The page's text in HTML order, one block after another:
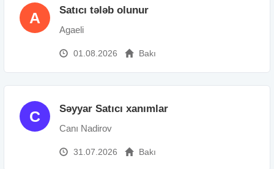
A Satıcı tələb olunur
Agaeli
01.08.2026 Bakı
C Səyyar Satıcı xanımlar
Canı Nadirov
31.07.2026 Bakı